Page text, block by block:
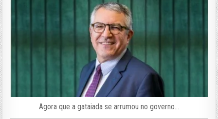
Agora que a gataiada se arrumou no governo…